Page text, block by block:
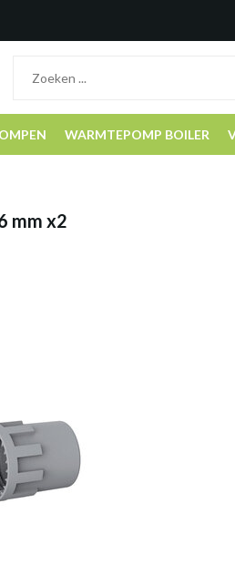
WARMTEPOMP BOILER
mm x2